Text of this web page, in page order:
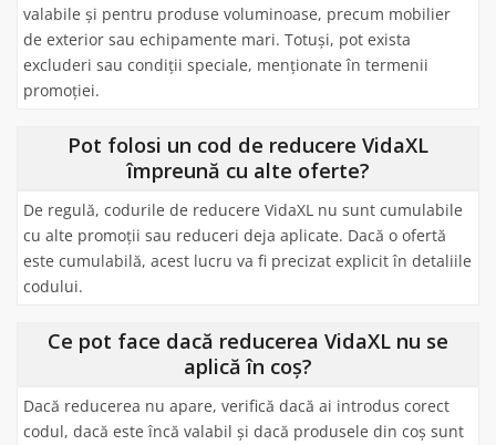
valabile și pentru produse voluminoase, precum mobilier
de exterior sau echipamente mari. Totuși, pot exista
excluderi sau condiții speciale, menționate în termenii
promoției.
Pot folosi un cod de reducere VidaXL
împreună cu alte oferte?
De regulă, codurile de reducere VidaXL nu sunt cumulabile
cu alte promoții sau reduceri deja aplicate. Dacă o ofertă
este cumulabilă, acest lucru va fi precizat explicit în detaliile
codului.
Ce pot face dacă reducerea VidaXL nu se
aplică în coș?
Dacă reducerea nu apare, verifică dacă ai introdus corect
codul, dacă este încă valabil și dacă produsele din coș sunt